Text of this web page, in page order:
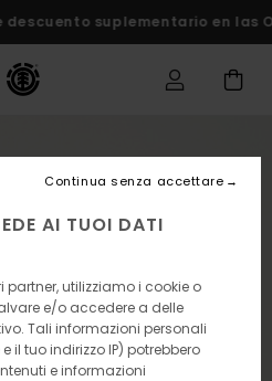
suplementario en las
AI TUOI DATI
utilizziamo i cookie o
e/o accedere a delle
Tali informazioni personali
il tuo indirizzo IP) potrebbero
e informazioni
Continua senza accettare